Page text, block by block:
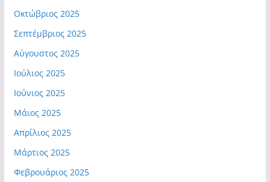
Οκτώβριος 2025
Σεπτέμβριος 2025
Αύγουστος 2025
Ιούλιος 2025
Ιούνιος 2025
Μάιος 2025
Απρίλιος 2025
Μάρτιος 2025
Φεβρουάριος 2025